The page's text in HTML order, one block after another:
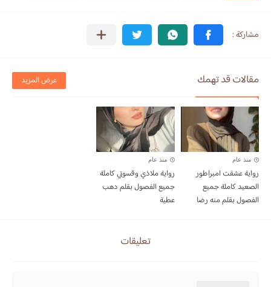
مقالات قد تهمك عرض المزيد
منذ عام
رواية عشقت امبراطور
الصعيد كاملة جميع
الفصول بقلم منه رضا
منذ عام
رواية ملاذي وقسوتي كاملة
جميع الفصول بقلم دهب
عطية
تعليقات